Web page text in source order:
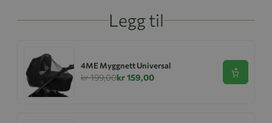
Legg til
4ME Myggnett Universal
kr 199,00kr 159,00 Se